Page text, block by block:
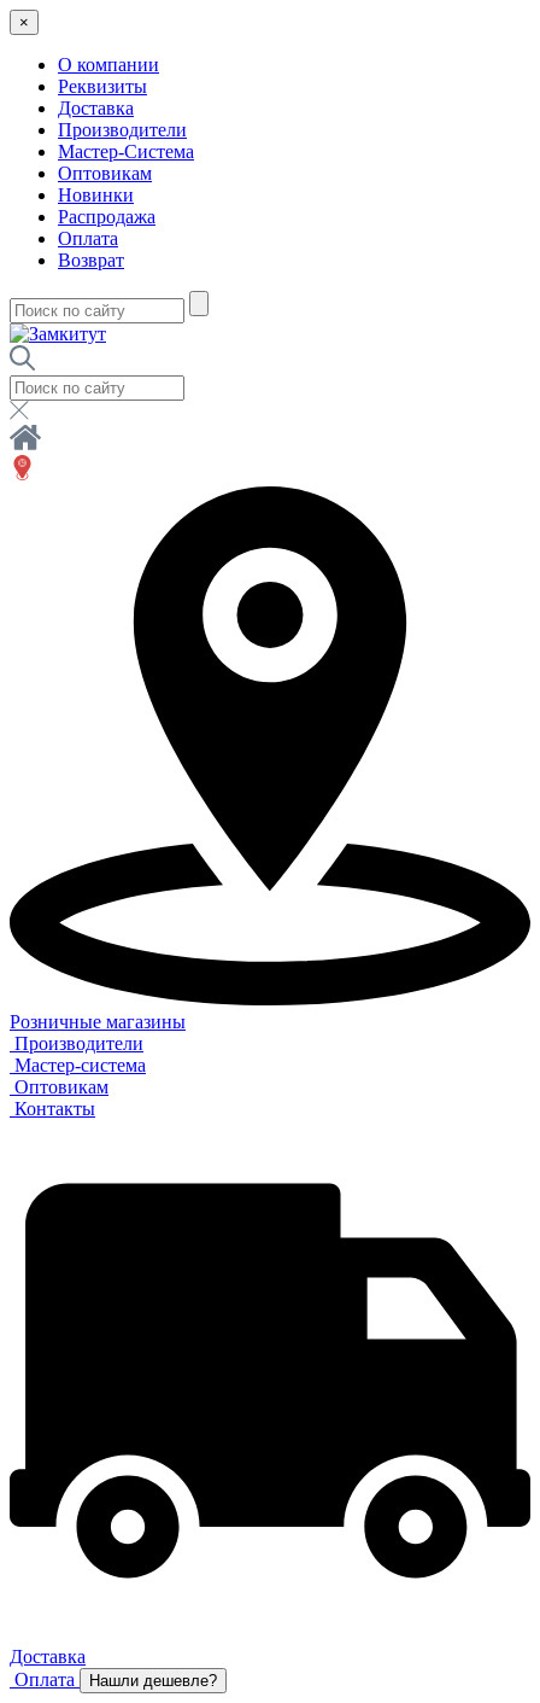
×
О компании
Реквизиты
Доставка
Производители
Мастер-Система
Оптовикам
Новинки
Распродажа
Оплата
Возврат
Розничные магазины
Производители
Мастер-система
Оптовикам
Контакты
Доставка
Оплата
Нашли дешевле?